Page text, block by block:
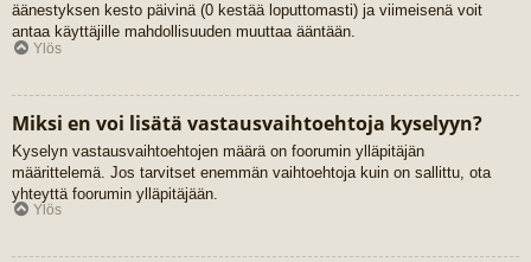
äänestyksen kesto päivinä (0 kestää loputtomasti) ja viimeisenä voit
antaa käyttäjille mahdollisuuden muuttaa ääntään.
Ylös
Miksi en voi lisätä vastausvaihtoehtoja kyselyyn?
Kyselyn vastausvaihtoehtojen määrä on foorumin ylläpitäjän
määrittelemä. Jos tarvitset enemmän vaihtoehtoja kuin on sallittu, ota
yhteyttä foorumin ylläpitäjään.
Ylös